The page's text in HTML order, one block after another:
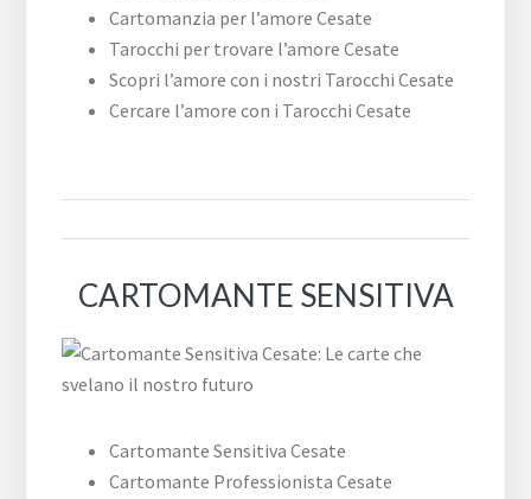
Cartomanzia per l’amore Cesate
Tarocchi per trovare l’amore Cesate
Scopri l’amore con i nostri Tarocchi Cesate
Cercare l’amore con i Tarocchi Cesate
CARTOMANTE SENSITIVA
Cartomante Sensitiva Cesate
Cartomante Professionista Cesate